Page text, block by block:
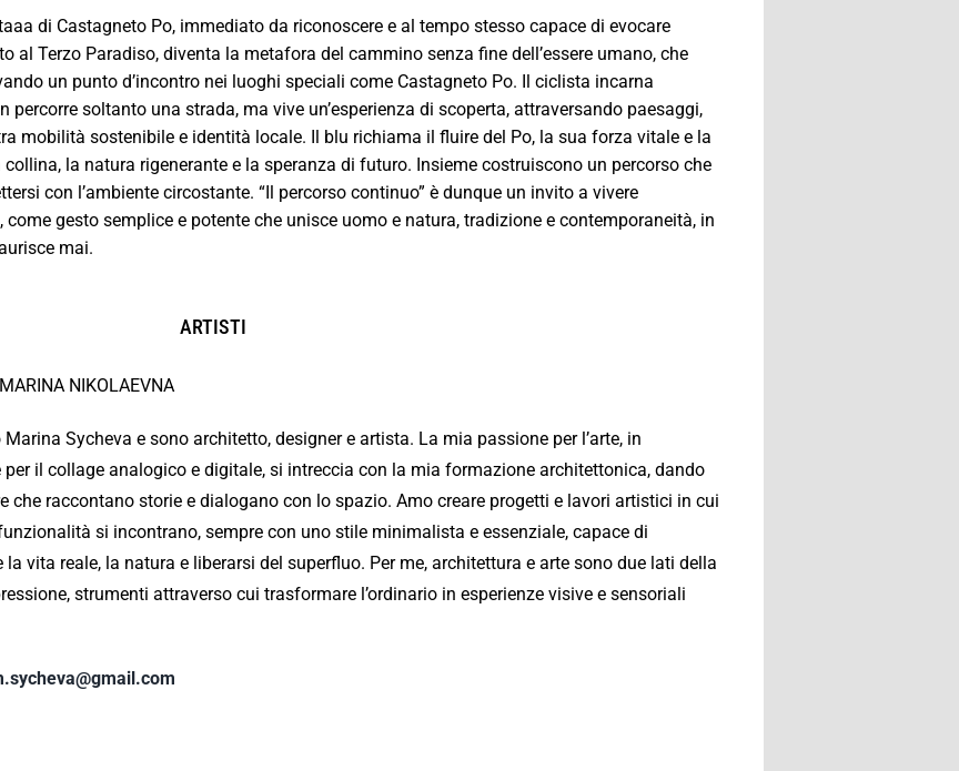
di Castagneto Po, immediato da riconoscere e al tempo stesso capace di evocare
al Terzo Paradiso, diventa la metafora del cammino senza fine dell’essere umano, che
un punto d’incontro nei luoghi speciali come Castagneto Po. Il ciclista incarna
percorre soltanto una strada, ma vive un’esperienza di scoperta, attraversando paesaggi,
mobilità sostenibile e identità locale. Il blu richiama il fluire del Po, la sua forza vitale e la
la natura rigenerante e la speranza di futuro. Insieme costruiscono un percorso che
con l’ambiente circostante. “Il percorso continuo” è dunque un invito a vivere
gesto semplice e potente che unisce uomo e natura, tradizione e contemporaneità, in
mai.
ARTISTI
NIKOLAEVNA
Sycheva e sono architetto, designer e artista. La mia passione per l’arte, in
per il collage analogico e digitale, si intreccia con la mia formazione architettonica, dando
che raccontano storie e dialogano con lo spazio. Amo creare progetti e lavori artistici in cui
si incontrano, sempre con uno stile minimalista e essenziale, capace di
la vita reale, la natura e liberarsi del superfluo. Per me, architettura e arte sono due lati della
strumenti attraverso cui trasformare l’ordinario in esperienze visive e sensoriali